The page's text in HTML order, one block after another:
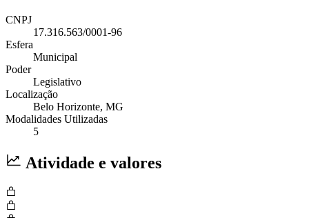
CNPJ
17.316.563/0001-96
Esfera
Municipal
Poder
Legislativo
Localização
Belo Horizonte, MG
Modalidades Utilizadas
5
Atividade e valores